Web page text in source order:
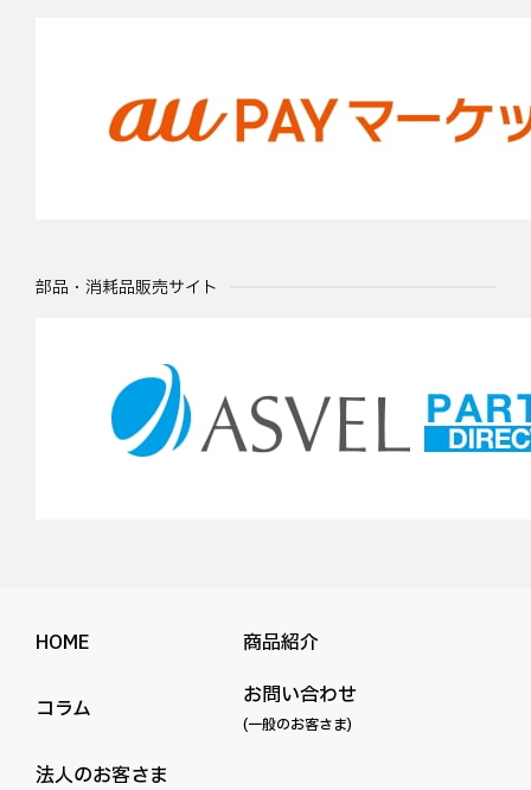
部品・消耗品販売サイト
HOME 商品紹介
コラム お問い合わせ
(一般のお客さま)
法人のお客さま